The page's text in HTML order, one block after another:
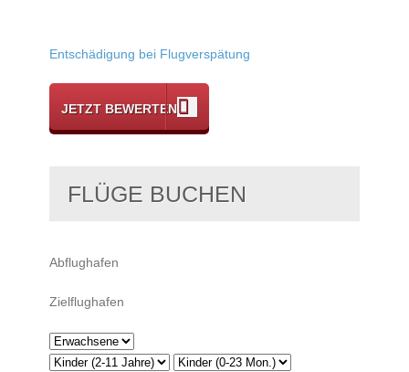
Entschädigung bei Flugverspätung
JETZT BEWERTEN
FLÜGE BUCHEN